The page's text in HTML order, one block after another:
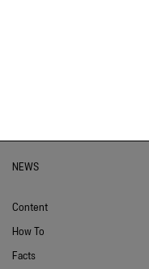
NEWS
Content
How To
Facts